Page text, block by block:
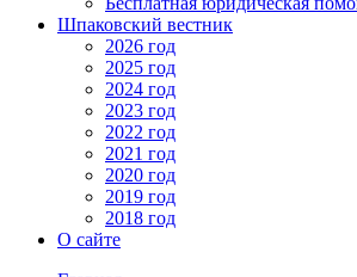
Шпаковский вестник
2026 год
2025 год
2024 год
2023 год
2022 год
2021 год
2020 год
2019 год
2018 год
О сайте